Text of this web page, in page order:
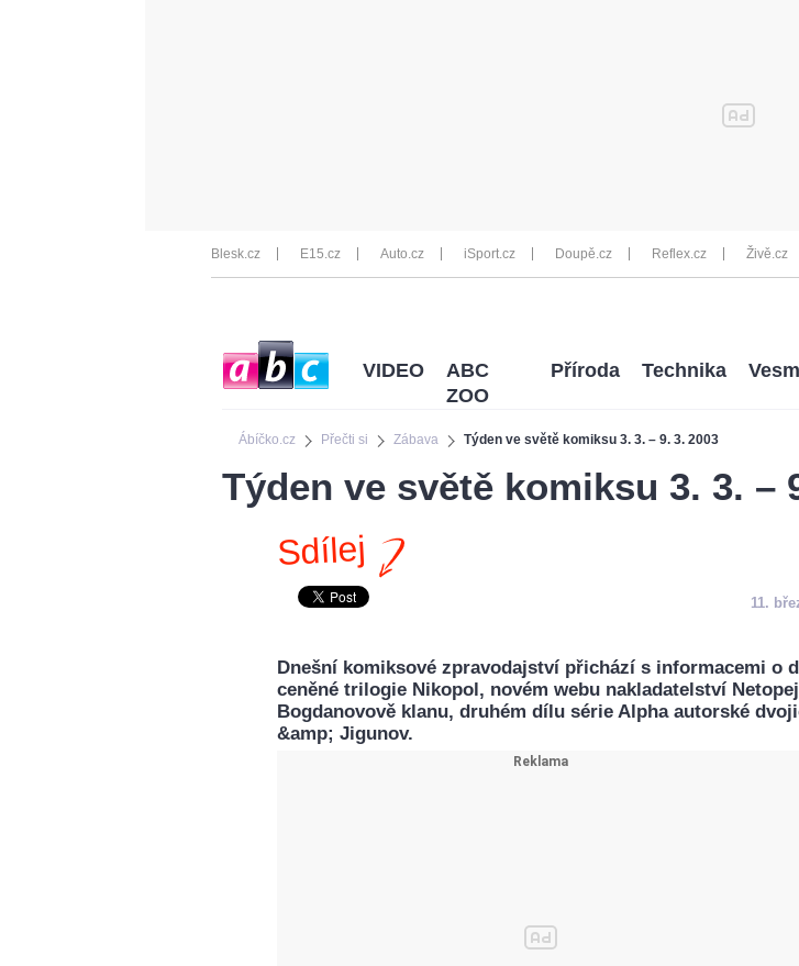
Blesk.cz E15.cz Auto.cz iSport.cz Doupě.cz Reflex.cz Živě.cz
Ábíčko.cz Přečti si Zábava Týden ve světě komiksu 3. 3. – 9. 3. 2003
VIDEO
ABC
ZOO
Příroda Technika
Týden ve světě komiksu 3. 3. –
Sdílej
11.
Dnešní komiksové zpravodajství přichází s informacemi o
ceněné trilogie Nikopol, novém webu nakladatelství
Bogdanovově klanu, druhém dílu série Alpha autorské
&amp; Jigunov.